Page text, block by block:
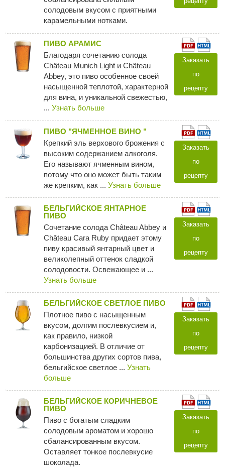
солодовым вкусом с приятными
карамельными нотками.
ПИВО АРАМИС
Благодаря сочетанию солода
Château Munich Light и Château
Abbey, это пиво особенное своей
насыщенной теплотой, характерной
для вина, и уникальной свежестью,
... Узнать больше
Заказать
по
рецепту
ПИВО "ЯЧМЕННОЕ ВИНО "
Крепкий эль верхового брожения с
высоким содержанием алкоголя.
Его называют ячменным вином,
потому что оно может быть таким
же крепким, как ... Узнать больше
Заказать
по
рецепту
БЕЛЬГИЙСКОЕ ЯНТАРНОЕ
ПИВО
Сочетание солода Château Abbey и
Château Cara Ruby придает этому
пиву красивый янтарный цвет и
великолепный оттенок сладкой
солодовости. Освежающее и ...
Узнать больше
Заказать
по
рецепту
БЕЛЬГИЙСКОЕ СВЕТЛОЕ ПИВО
Плотное пиво с насыщенным
вкусом, долгим послевкусием и,
как правило, низкой
карбонизацией. В отличие от
большинства других сортов пива,
бельгийское светлое ... Узнать
больше
Заказать
по
рецепту
БЕЛЬГИЙСКОЕ КОРИЧНЕВОЕ
ПИВО
Пиво с богатым сладким
солодовым ароматом и хорошо
сбалансированным вкусом.
Оставляет тонкое послевкусие
шоколада.
Заказать
по
рецепту